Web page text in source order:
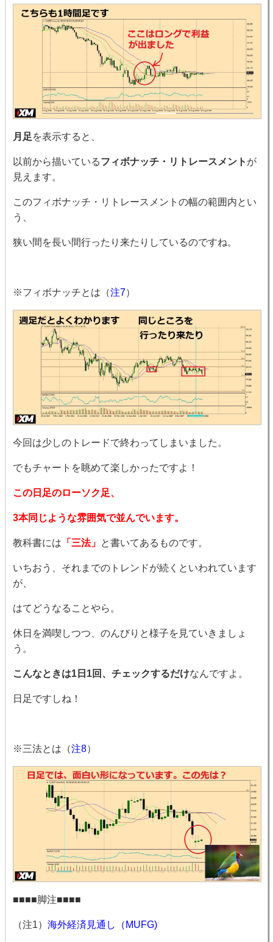
月足 を表示すると、
以前から描いているフィボナッチ・リトレースメント が
見えます。
このフィボナッチ・リトレースメントの幅の範囲内とい
う、
狭い間を長い間行ったり来たりしているのですね。
※フィボナッチとは（注7）
今回は少しのトレードで終わってしまいました。
でもチャートを眺めて楽しかったですよ！
この日足のローソク足、
3本同じような雰囲気で並んでいます。
教科書には 「三法」 と書いてあるものです。
いちおう、それまでのトレンドが続くといわれています
が、
はてどうなることやら。
休日を満喫しつつ、のんびりと様子を見ていきましょ
う。
こんなときは1日1回、チェックするだけなんですよ。
日足ですしね！
※三法とは（注8）
■■■■脚注■■■■
（注1） 海外経済見通し（MUFG)